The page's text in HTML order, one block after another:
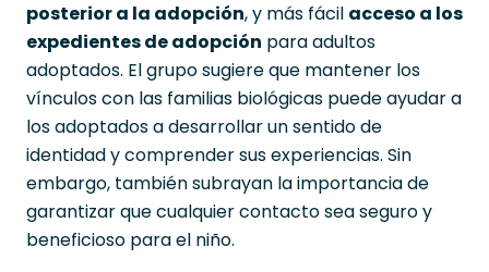
posterior a la adopción, y más fácil acceso a los
expedientes de adopción para adultos
adoptados. El grupo sugiere que mantener los
vínculos con las familias biológicas puede ayudar a
los adoptados a desarrollar un sentido de
identidad y comprender sus experiencias. Sin
embargo, también subrayan la importancia de
garantizar que cualquier contacto sea seguro y
beneficioso para el niño.